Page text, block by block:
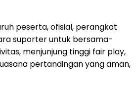
peserta, ofisial, perangkat
suporter untuk bersama-
menjunjung tinggi fair play,
pertandingan yang aman,